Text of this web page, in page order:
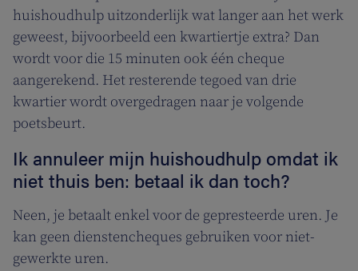
huishoudhulp uitzonderlijk wat langer aan het werk
geweest, bijvoorbeeld een kwartiertje extra? Dan
wordt voor die 15 minuten ook één cheque
aangerekend. Het resterende tegoed van drie
kwartier wordt overgedragen naar je volgende
poetsbeurt.
Ik annuleer mijn huishoudhulp omdat ik
niet thuis ben: betaal ik dan toch?
Neen, je betaalt enkel voor de gepresteerde uren. Je
kan geen dienstencheques gebruiken voor niet-
gewerkte uren.